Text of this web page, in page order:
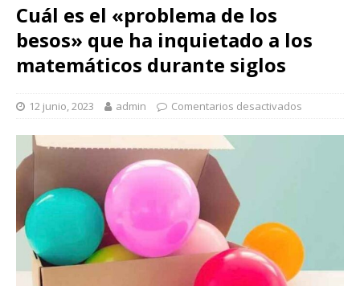
Cuál es el «problema de los
besos» que ha inquietado a los
matemáticos durante siglos
12 junio, 2023 admin Comentarios desactivados